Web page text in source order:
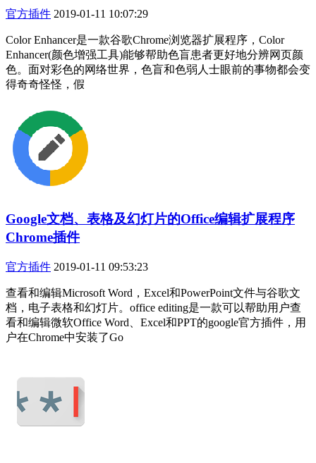
官方插件 2019-01-11 10:07:29
Color Enhancer是一款谷歌Chrome浏览器扩展程序，Color
Enhancer(颜色增强工具)能够帮助色盲患者更好地分辨网页颜
色。面对彩色的网络世界，色盲和色弱人士眼前的事物都会变
得奇奇怪怪，假
Google文档、表格及幻灯片的Office编辑扩展程序
Chrome插件
官方插件 2019-01-11 09:53:23
查看和编辑Microsoft Word，Excel和PowerPoint文件与谷歌文
档，电子表格和幻灯片。office editing是一款可以帮助用户查
看和编辑微软Office Word、Excel和PPT的google官方插件，用
户在Chrome中安装了Go